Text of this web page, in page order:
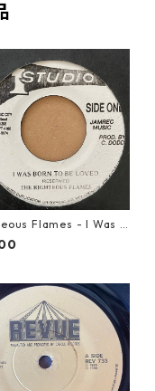
Flames - I Was B
Be Loved【7-21191】